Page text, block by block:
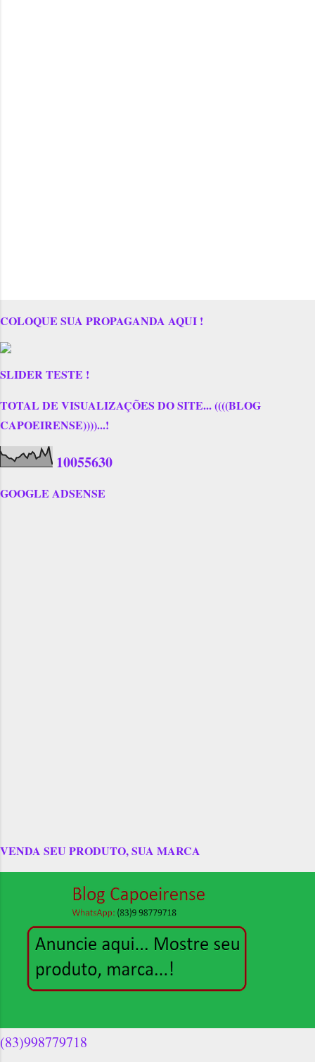
COLOQUE SUA PROPAGANDA AQUI !
SLIDER TESTE !
TOTAL DE VISUALIZAÇÕES DO SITE... ((((BLOG
CAPOEIRENSE))))...!
10055630
GOOGLE ADSENSE
VENDA SEU PRODUTO, SUA MARCA
(83)998779718